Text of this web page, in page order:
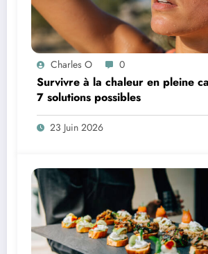
Charles O 0
Survivre à la chaleur en pleine
7 solutions possibles
23 Juin 2026